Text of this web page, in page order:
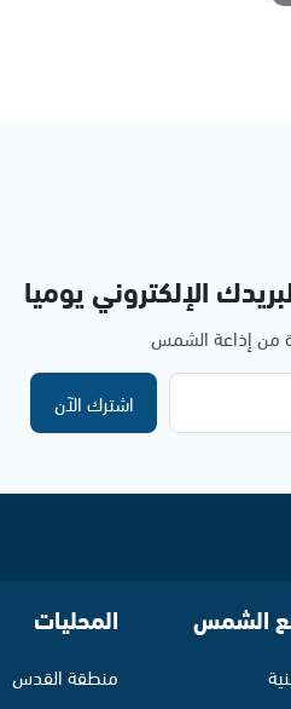
الإلكتروني يوميا
من إذاعة الشمس
اشترك الآن
الشمس المحليات
منطقة القدس